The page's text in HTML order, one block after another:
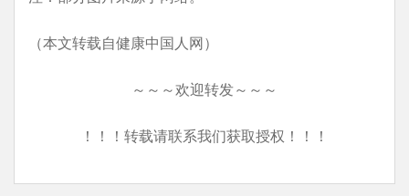
（本文转载自健康中国人网）
～～～欢迎转发～～～
！！！转载请联系我们获取授权！！！